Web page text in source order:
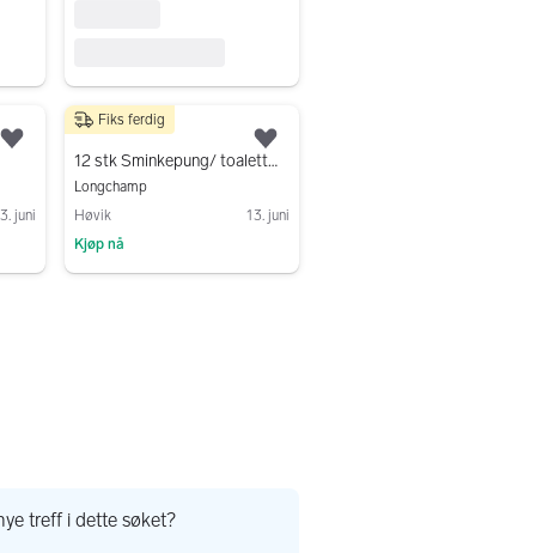
juni
Legg til som favoritt.
350 kr
12 stk Sminkepung/ toalettmappe dame
Longchamp
Høvik
13. juni
Kjøp nå
Fiks ferdig
treff i dette søket?